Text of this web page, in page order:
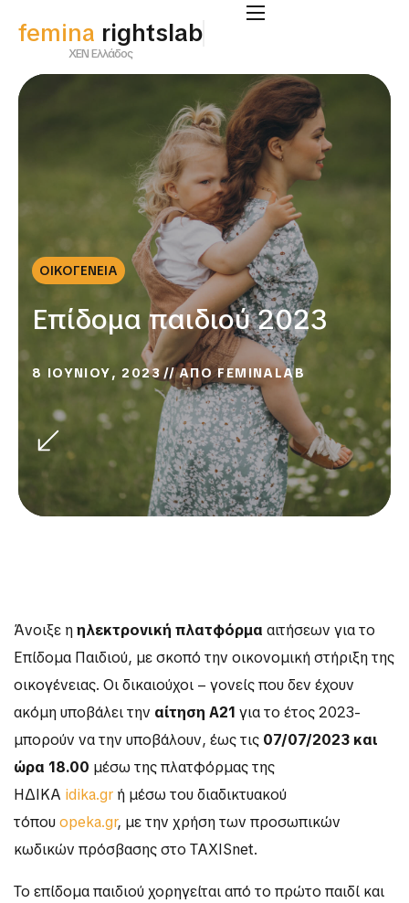
femina rightslab
ΧΕΝ Ελλάδος
ΟΙΚΟΓΕΝΕΙΑ
Επίδομα παιδιού 2023
8 ΙΟΥΝΙΟΥ, 2023 ΑΠΟFEMINALAB
Άνοιξε ηηλεκτρονική πλατφόρμα αιτήσεων για το
Επίδομα Παιδιού, με σκοπό την οικονομική στήριξη της
οικογένειας. Οι δικαιούχοι – γονείς που δεν έχουν
ακόμη υποβάλει την αίτηση Α21 για το έτος 2023-
μπορούν να την υποβάλουν, έως τις 07/07/2023 και
ώρα 18.00 μέσω της πλατφόρμας της
ΗΔΙΚΑ idika.gr ή μέσω του διαδικτυακού
τόπουopeka.gr, με την χρήση των προσωπικών
κωδικών πρόσβασης στο TAXISnet.
Το επίδομα παιδιού χορηγείται από το πρώτο παιδί και